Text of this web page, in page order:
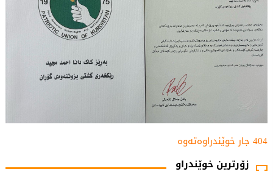
404 جار خوێندراوەتەوە
زۆرترین خوێندراو